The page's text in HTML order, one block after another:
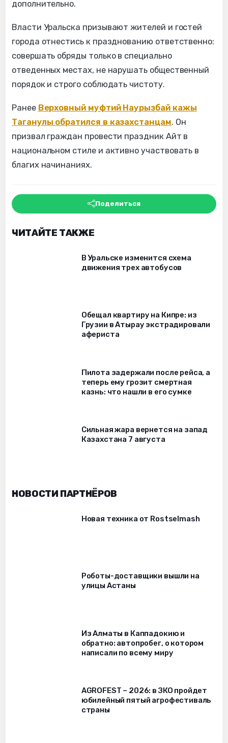
дополнительно.
Власти Уральска призывают жителей и гостей
города отнестись к празднованию ответственно:
совершать обряды только в специально
отведенных местах, не нарушать общественный
порядок и строго соблюдать чистоту.
Ранее Верховный муфтий Наурызбай кажы
Таганулы обратился в казахстанцам. Он
призвал граждан провести праздник Айт в
национальном стиле и активно участвовать в
благих начинаниях.
Поделиться
ЧИТАЙТЕ ТАКЖЕ
В Уральске изменится схема
движения трех автобусов
Обещал квартиру на Кипре: из
Грузии в Атырау экстрадировали
афериста
Пилота задержали после рейса, а
теперь ему грозит смертная
казнь: что нашли в его сумке
Сильная жара вернется на запад
Казахстана 7 августа
НОВОСТИ ПАРТНЁРОВ
Новая техника от Rostselmash
Роботы-доставщики вышли на
улицы Астаны
Из Алматы в Каппадокию и
обратно: автопробег, о котором
написали по всему миру
AGROFEST – 2026: в ЗКО пройдет
юбилейный пятый агрофестиваль
страны